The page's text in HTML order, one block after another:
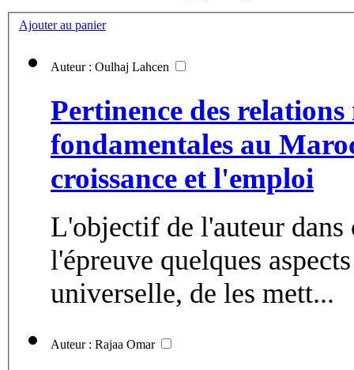
Ajouter au panier
Auteur : Oulhaj Lahcen
Pertinence des
fondamentales au
croissance et l'emploi
L'objectif de l'auteur dans
l'épreuve quelques
universelle, de les mett...
Auteur : Rajaa Omar